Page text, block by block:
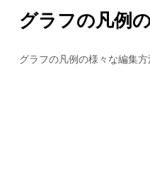
グラフの凡例
グラフの凡例の様々な編集方